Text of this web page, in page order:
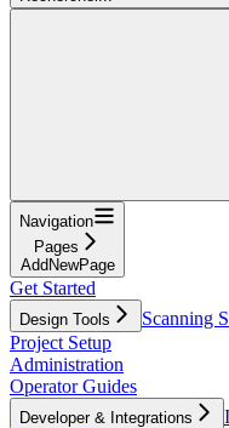
Navigation
Pages
AddNewPage
Get Started
Design Tools
Scanning
Project Setup
Administration
Operator Guides
Developer & Integrations